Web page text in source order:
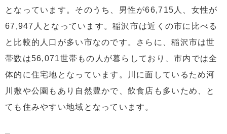
となっています。そのうち、男性が66,715人、女性が
67,947人となっています。稲沢市は近くの市に比べる
と比較的人口が多い市なのです。さらに、稲沢市は世
帯数は56,071世帯もの人が暮らしており、市内では全
体的に住宅地となっています。川に面しているため河
川敷や公園もあり自然豊かで、飲食店も多いため、と
ても住みやすい地域となっています。